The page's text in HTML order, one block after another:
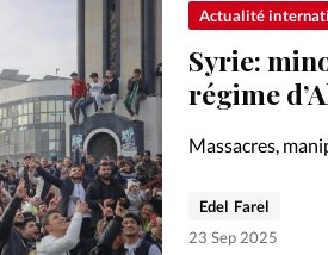
Actualité
Syrie:
régime
Massacres,
intérim syrien
dessine.
Edel Farel
23 Sep 2025